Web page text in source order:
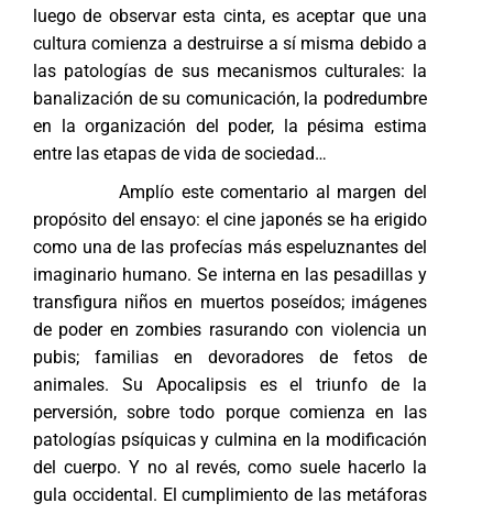
luego de observar esta cinta, es aceptar que una
cultura comienza a destruirse a sí misma debido a
las patologías de sus mecanismos culturales: la
banalización de su comunicación, la podredumbre
en la organización del poder, la pésima estima
entre las etapas de vida de sociedad…
Amplío este comentario al margen del
propósito del ensayo: el cine japonés se ha erigido
como una de las profecías más espeluznantes del
imaginario humano. Se interna en las pesadillas y
transfigura niños en muertos poseídos; imágenes
de poder en zombies rasurando con violencia un
pubis; familias en devoradores de fetos de
animales. Su Apocalipsis es el triunfo de la
perversión, sobre todo porque comienza en las
patologías psíquicas y culmina en la modificación
del cuerpo. Y no al revés, como suele hacerlo la
gula occidental. El cumplimiento de las metáforas